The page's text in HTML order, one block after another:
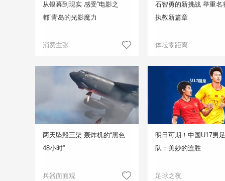
从银幕到现实 感受“电影之
都”青岛的光影魔力
消费主张
石智勇的新挑战 举重名
执教新篇章
体坛零距离
两天坠毁三架 轰炸机的“黑色
48小时”
兵器面面观
明日可期！中国U17男
队：美妙的连胜
足球之夜